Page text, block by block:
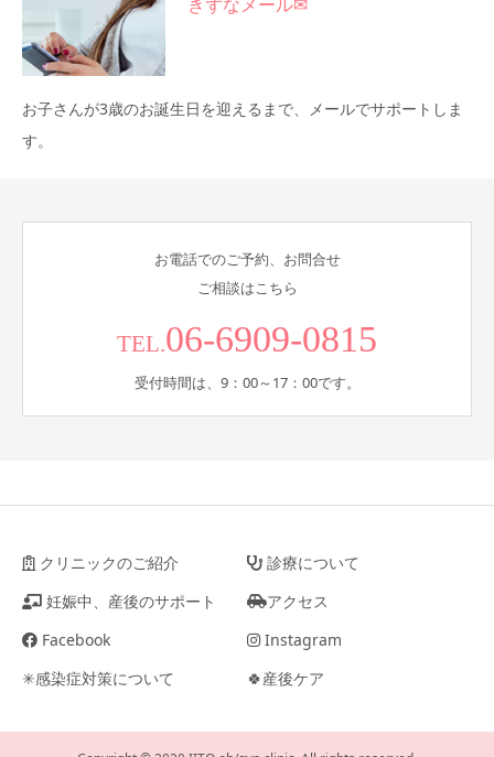
お子さんが3歳のお誕生日を迎えるまで、メールでサポートしま
す。
お電話でのご予約、お問合せ
ご相談はこちら
TEL.06-6909-0815
受付時間は、9：00～17：00です。
クリニックのご紹介
診療について
妊娠中、産後のサポート
アクセス
Facebook
Instagram
✳︎感染症対策について
🍀産後ケア